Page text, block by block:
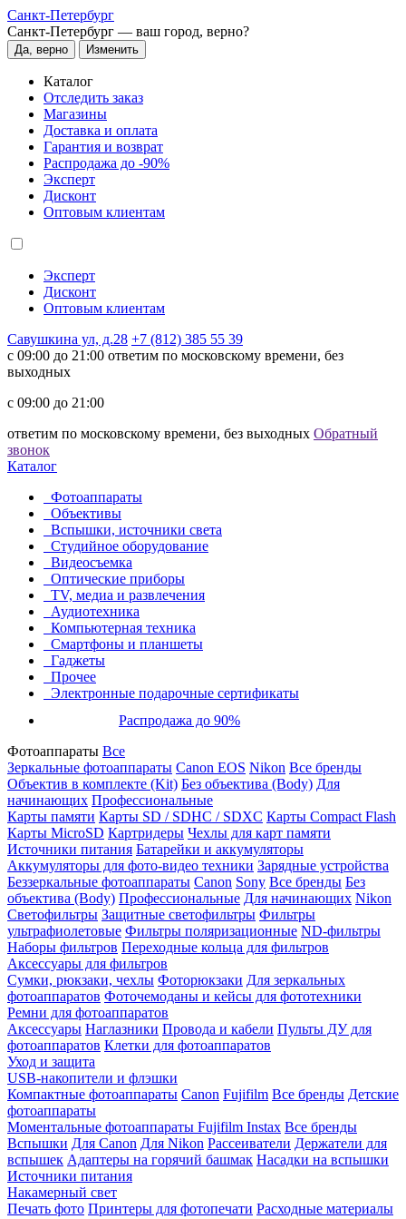
Санкт-Петербург
Санкт-Петербург — ваш город, верно?
Да, верно Изменить
Каталог
Отследить заказ
Магазины
Доставка и оплата
Гарантия и возврат
Распродажа до -90%
Эксперт
Дисконт
Оптовым клиентам
Эксперт
Дисконт
Оптовым клиентам
Савушкина ул, д.28 +7 (812) 385 55 39
c 09:00 до 21:00 ответим по московскому времени, без
выходных
c 09:00 до 21:00
ответим по московскому времени, без выходных Обратный
звонок
Каталог
Фотоаппараты
Объективы
Вспышки, источники света
Студийное оборудование
Видеосъемка
Оптические приборы
TV, медиа и развлечения
Аудиотехника
Компьютерная техника
Смартфоны и планшеты
Гаджеты
Прочее
Электронные подарочные сертификаты
Распродажа до 90%
Фотоаппараты Все
Зеркальные фотоаппараты Canon EOS Nikon Все бренды
Объектив в комплекте (Kit) Без объектива (Body) Для
начинающих Профессиональные
Карты памяти Карты SD / SDHC / SDXC Карты Compact Flash
Карты MicroSD Картридеры Чехлы для карт памяти
Источники питания Батарейки и аккумуляторы
Аккумуляторы для фото-видео техники Зарядные устройства
Беззеркальные фотоаппараты Canon Sony Все бренды Без
объектива (Body) Профессиональные Для начинающих Nikon
Светофильтры Защитные светофильтры Фильтры
ультрафиолетовые Фильтры поляризационные ND-фильтры
Наборы фильтров Переходные кольца для фильтров
Аксессуары для фильтров
Сумки, рюкзаки, чехлы Фоторюкзаки Для зеркальных
фотоаппаратов Фоточемоданы и кейсы для фототехники
Ремни для фотоаппаратов
Аксессуары Наглазники Провода и кабели Пульты ДУ для
фотоаппаратов Клетки для фотоаппаратов
Уход и защита
USB-накопители и флэшки
Компактные фотоаппараты Canon Fujifilm Все бренды Детские
фотоаппараты
Моментальные фотоаппараты Fujifilm Instax Все бренды
Вспышки Для Canon Для Nikon Рассеиватели Держатели для
вспышек Адаптеры на горячий башмак Насадки на вспышки
Источники питания
Накамерный свет
Печать фото Принтеры для фотопечати Расходные материалы